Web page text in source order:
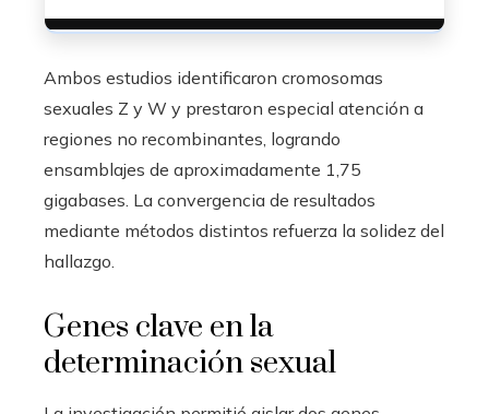
Ambos estudios identificaron cromosomas
sexuales Z y W y prestaron especial atención a
regiones no recombinantes, logrando
ensamblajes de aproximadamente 1,75
gigabases. La convergencia de resultados
mediante métodos distintos refuerza la solidez del
hallazgo.
Genes clave en la
determinación sexual